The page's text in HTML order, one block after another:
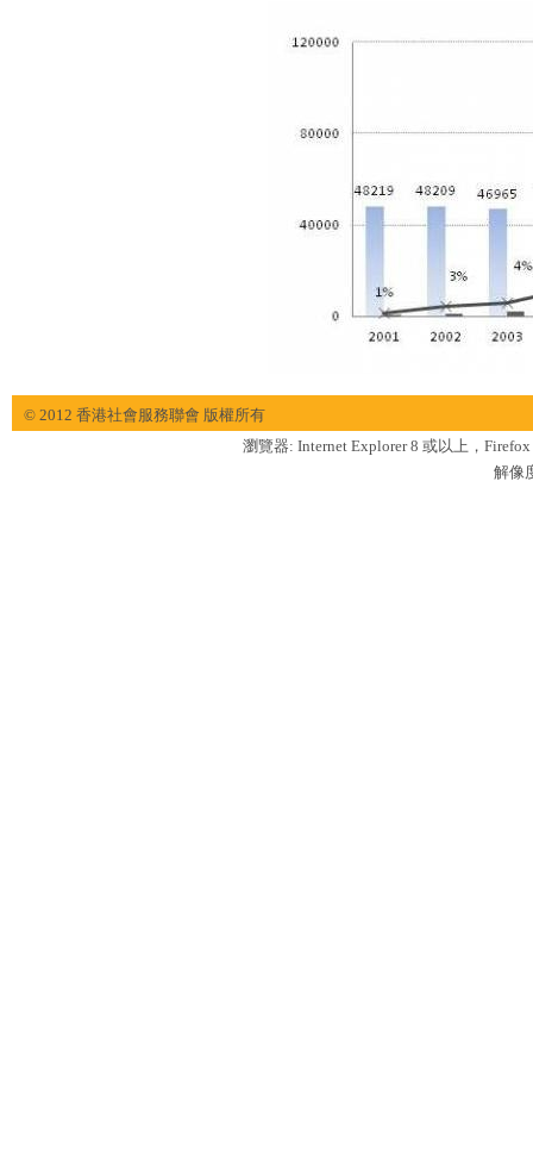
© 2012 香港社會服務聯會 版權所有
瀏覽器: Internet Explorer 8 或以上，
解像